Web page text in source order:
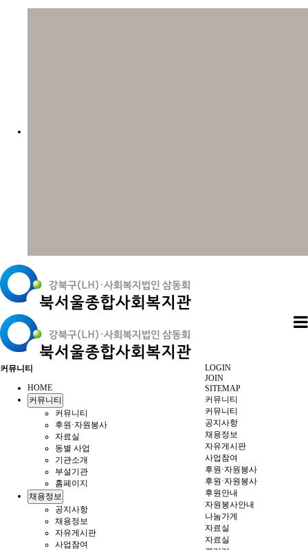
LOGIN
JOIN
SITEMAP
커뮤니티
커뮤니티
공지사항
채용정보
자유게시판
사업참여
후원·자원봉사
후원·자원봉사
후원안내
자원봉사안내
나눔가게
자료실
자료실
커뮤니티
HOME
커뮤니티
커뮤니티
후원·자원봉사
자료실
동별 사업
기관소개
부설기관
홈페이지
채용정보
공지사항
채용정보
자유게시판
사업참여